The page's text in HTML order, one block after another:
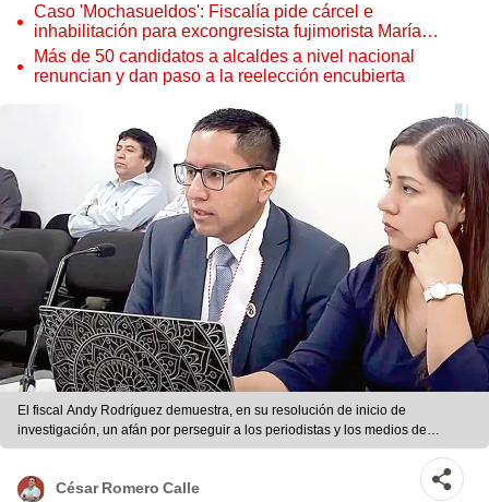
Caso 'Mochasueldos': Fiscalía pide cárcel e
inhabilitación para excongresista fujimorista María
Cordero Jon Tay
Más de 50 candidatos a alcaldes a nivel nacional
renuncian y dan paso a la reelección encubierta
El fiscal Andy Rodríguez demuestra, en su resolución de inicio de
investigación, un afán por perseguir a los periodistas y los medios de
comunicación. Foto: difusión
César Romero Calle